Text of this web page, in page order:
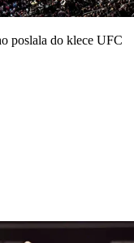
poslala do klece UFC